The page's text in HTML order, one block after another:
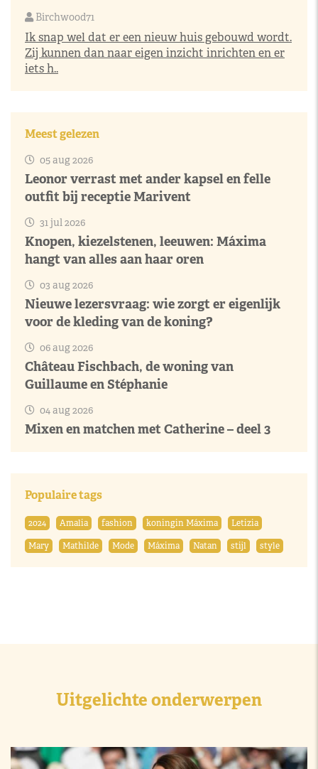
Birchwood71
Ik snap wel dat er een nieuw huis gebouwd wordt.
Zij kunnen dan naar eigen inzicht inrichten en er
iets h..
Meest gelezen
05 aug 2026
Leonor verrast met ander kapsel en felle
outfit bij receptie Marivent
31 jul 2026
Knopen, kiezelstenen, leeuwen: Máxima
hangt van alles aan haar oren
03 aug 2026
Nieuwe lezersvraag: wie zorgt er eigenlijk
voor de kleding van de koning?
06 aug 2026
Château Fischbach, de woning van
Guillaume en Stéphanie
04 aug 2026
Mixen en matchen met Catherine – deel 3
Populaire tags
2024 Amalia fashion koningin Máxima
Letizia
Mary
Mathilde Mode Máxima Natan stijl style
Uitgelichte onderwerpen